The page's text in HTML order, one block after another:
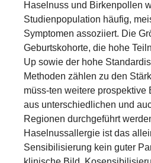
Haselnuss und Birkenpollen
Studienpopulation häufig,
Symptomen assoziiert. Die
Geburtskohorte, die hohe
Up sowie der hohe
Methoden zählen zu den
müss-ten weitere prospektive
aus unterschiedlichen und
Regionen durchgeführt
Haselnussallergie ist das
Sensibilisierung kein guter